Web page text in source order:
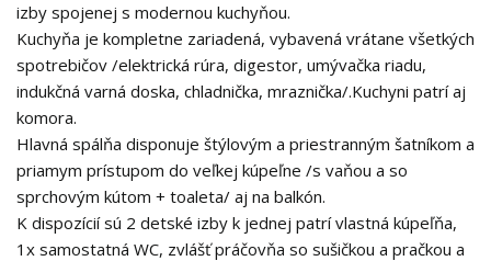
izby spojenej s modernou kuchyňou.
Kuchyňa je kompletne zariadená, vybavená vrátane všetkých
spotrebičov /elektrická rúra, digestor, umývačka riadu,
indukčná varná doska, chladnička, mraznička/.Kuchyni patrí aj
komora.
Hlavná spálňa disponuje štýlovým a priestranným šatníkom a
priamym prístupom do veľkej kúpeľne /s vaňou a so
sprchovým kútom + toaleta/ aj na balkón.
K dispozícií sú 2 detské izby k jednej patrí vlastná kúpeľňa,
1x samostatná WC, zvlášť práčovňa so sušičkou a pračkou a